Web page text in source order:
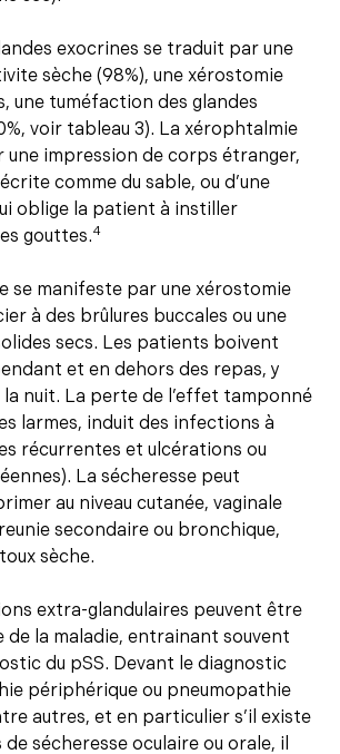
exocrines se traduit par une
sèche (98%), une xérostomie
une tuméfaction des glandes
voir tableau 3). La xérophtalmie
une impression de corps étranger,
comme du sable, ou d’une
oblige la patient à instiller
gouttes.4
se manifeste par une xérostomie
à des brûlures buccales ou une
secs. Les patients boivent
et en dehors des repas, y
nuit. La perte de l’effet tamponné
larmes, induit des infections à
récurrentes et ulcérations ou
La sécheresse peut
au niveau cutanée, vaginale
secondaire ou bronchique,
sèche.
extra-glandulaires peuvent être
de la maladie, entrainant souvent
du pSS. Devant le diagnostic
périphérique ou pneumopathie
autres, et en particulier s’il existe
sécheresse oculaire ou orale, il